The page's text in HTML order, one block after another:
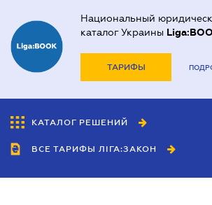
Национальный
каталог Украины
ТАРИФЫ
КАТАЛОГ РЕШЕНИЙ
ВСЕ ТАРИФЫ ЛІГА:ЗАКОН